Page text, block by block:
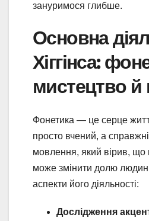
зануримося глибше.
Основна
Хіггінса:
мистецтво й
Фонетика — це серце
просто вчений, а
мовлення, який вірив,
може змінити долю
аспекти його діяльності:
Дослідження